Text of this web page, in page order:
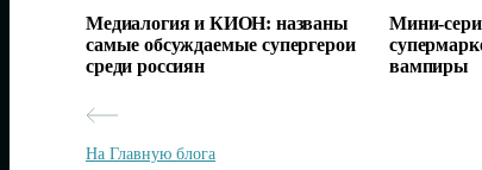
Медиалогия и КИОН: названы
самые обсуждаемые супергерои
среди россиян
Мини-
вампиры
На Главную блога